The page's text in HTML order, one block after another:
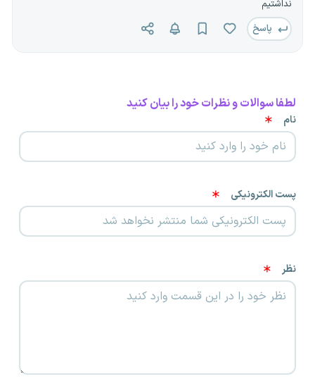
نداشتیم
پاسخ
لطفا سوالات و نظرات خود را بیان کنید
نام
پست الکترونیکی
نظر